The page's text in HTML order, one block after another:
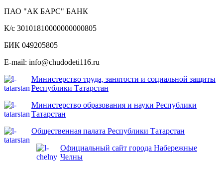
ПАО "АК БАРС" БАНК
К/с 30101810000000000805
БИК 049205805
E-mail: info@chudodeti116.ru
Министерство труда, занятости и социальной защиты
Республики Татарстан
Министерство образования и науки Республики
Татарстан
Общественная палата Республики Татарстан
Официальный сайт города Набережные
Челны